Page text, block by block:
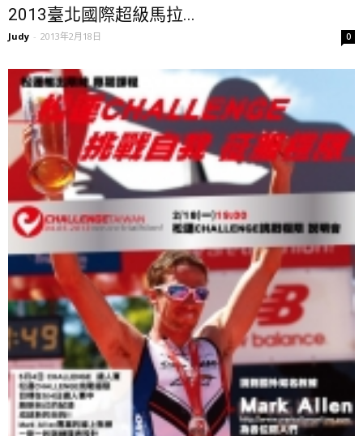
2013臺北國際超級馬拉...
Judy - 2013年2月18日 0